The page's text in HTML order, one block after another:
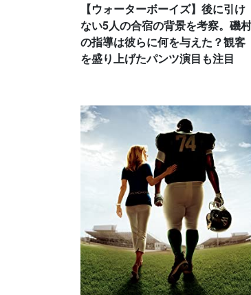
【ウォーターボーイズ】後に引け
ない5人の合宿の背景を考察。磯村
の指導は彼らに何を与えた？観客
を盛り上げたパンツ演目も注目